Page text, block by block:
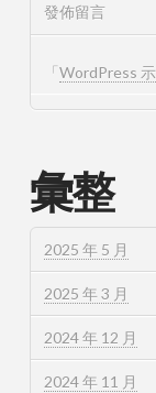
發佈留言
「WordPress
彙整
2025 年 5 月
2025 年 3 月
2024 年 12 月
2024 年 11 月